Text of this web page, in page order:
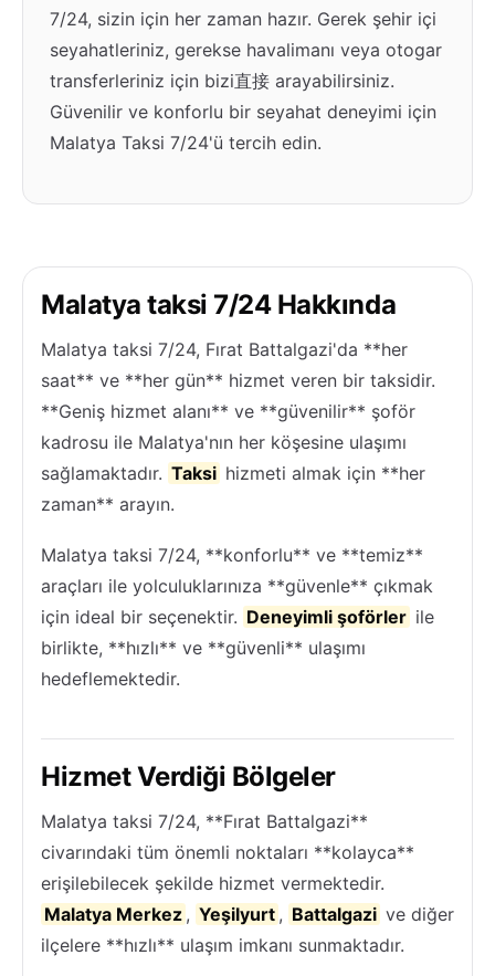
7/24, sizin için her zaman hazır. Gerek şehir içi
seyahatleriniz, gerekse havalimanı veya otogar
transferleriniz için bizi直接 arayabilirsiniz.
Güvenilir ve konforlu bir seyahat deneyimi için
Malatya Taksi 7/24'ü tercih edin.
Malatya taksi 7/24 Hakkında
Malatya taksi 7/24, Fırat Battalgazi'da **her
saat** ve **her gün** hizmet veren bir taksidir.
**Geniş hizmet alanı** ve **güvenilir** şoför
kadrosu ile Malatya'nın her köşesine ulaşımı
sağlamaktadır. Taksi hizmeti almak için **her
zaman** arayın.
Malatya taksi 7/24, **konforlu** ve **temiz**
araçları ile yolculuklarınıza **güvenle** çıkmak
için ideal bir seçenektir. Deneyimli şoförler ile
birlikte, **hızlı** ve **güvenli** ulaşımı
hedeflemektedir.
Hizmet Verdiği Bölgeler
Malatya taksi 7/24, **Fırat Battalgazi**
civarındaki tüm önemli noktaları **kolayca**
erişilebilecek şekilde hizmet vermektedir.
Malatya Merkez , Yeşilyurt , Battalgazi ve diğer
ilçelere **hızlı** ulaşım imkanı sunmaktadır.